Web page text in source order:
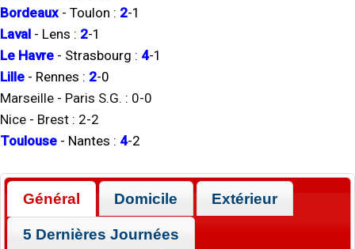
Bordeaux - Toulon : 2-1
Laval - Lens : 2-1
Le Havre - Strasbourg : 4-1
Lille - Rennes : 2-0
Marseille - Paris S.G. : 0-0
Nice - Brest : 2-2
Toulouse - Nantes : 4-2
Général Domicile Extérieur
5 Dernières Journées